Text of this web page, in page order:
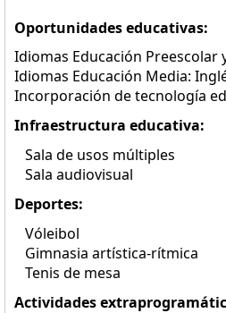
Oportunidades educativas:
Idiomas Educación Preescolar
Idiomas Educación Media:
Incorporación de tecnología
Infraestructura educativa:
Sala de usos múltiples
Sala audiovisual
Deportes:
Vóleibol
Gimnasia artística-rítmica
Tenis de mesa
Actividades